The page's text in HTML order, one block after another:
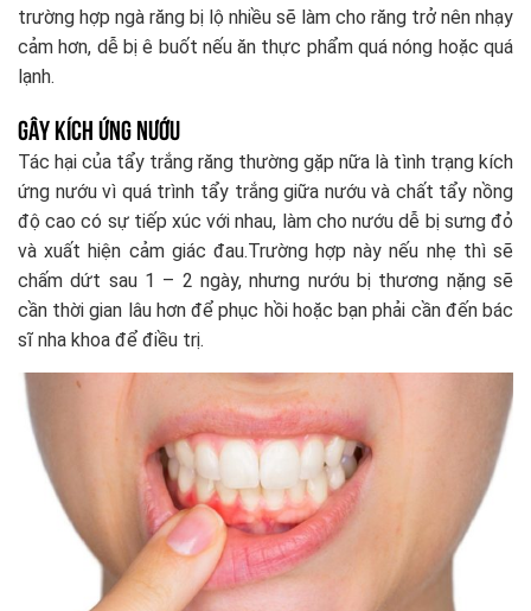
trường hợp ngà răng bị lộ nhiều sẽ làm cho răng trở nên nhạy
cảm hơn, dễ bị ê buốt nếu ăn thực phẩm quá nóng hoặc quá
lạnh.
Gây kích ứng nướu
Tác hại của tẩy trắng răng thường gặp nữa là tình trạng kích
ứng nướu vì quá trình tẩy trắng giữa nướu và chất tẩy nồng
độ cao có sự tiếp xúc với nhau, làm cho nướu dễ bị sưng đỏ
và xuất hiện cảm giác đau.Trường hợp này nếu nhẹ thì sẽ
chấm dứt sau 1 – 2 ngày, nhưng nướu bị thương nặng sẽ
cần thời gian lâu hơn để phục hồi hoặc bạn phải cần đến bác
sĩ nha khoa để điều trị.